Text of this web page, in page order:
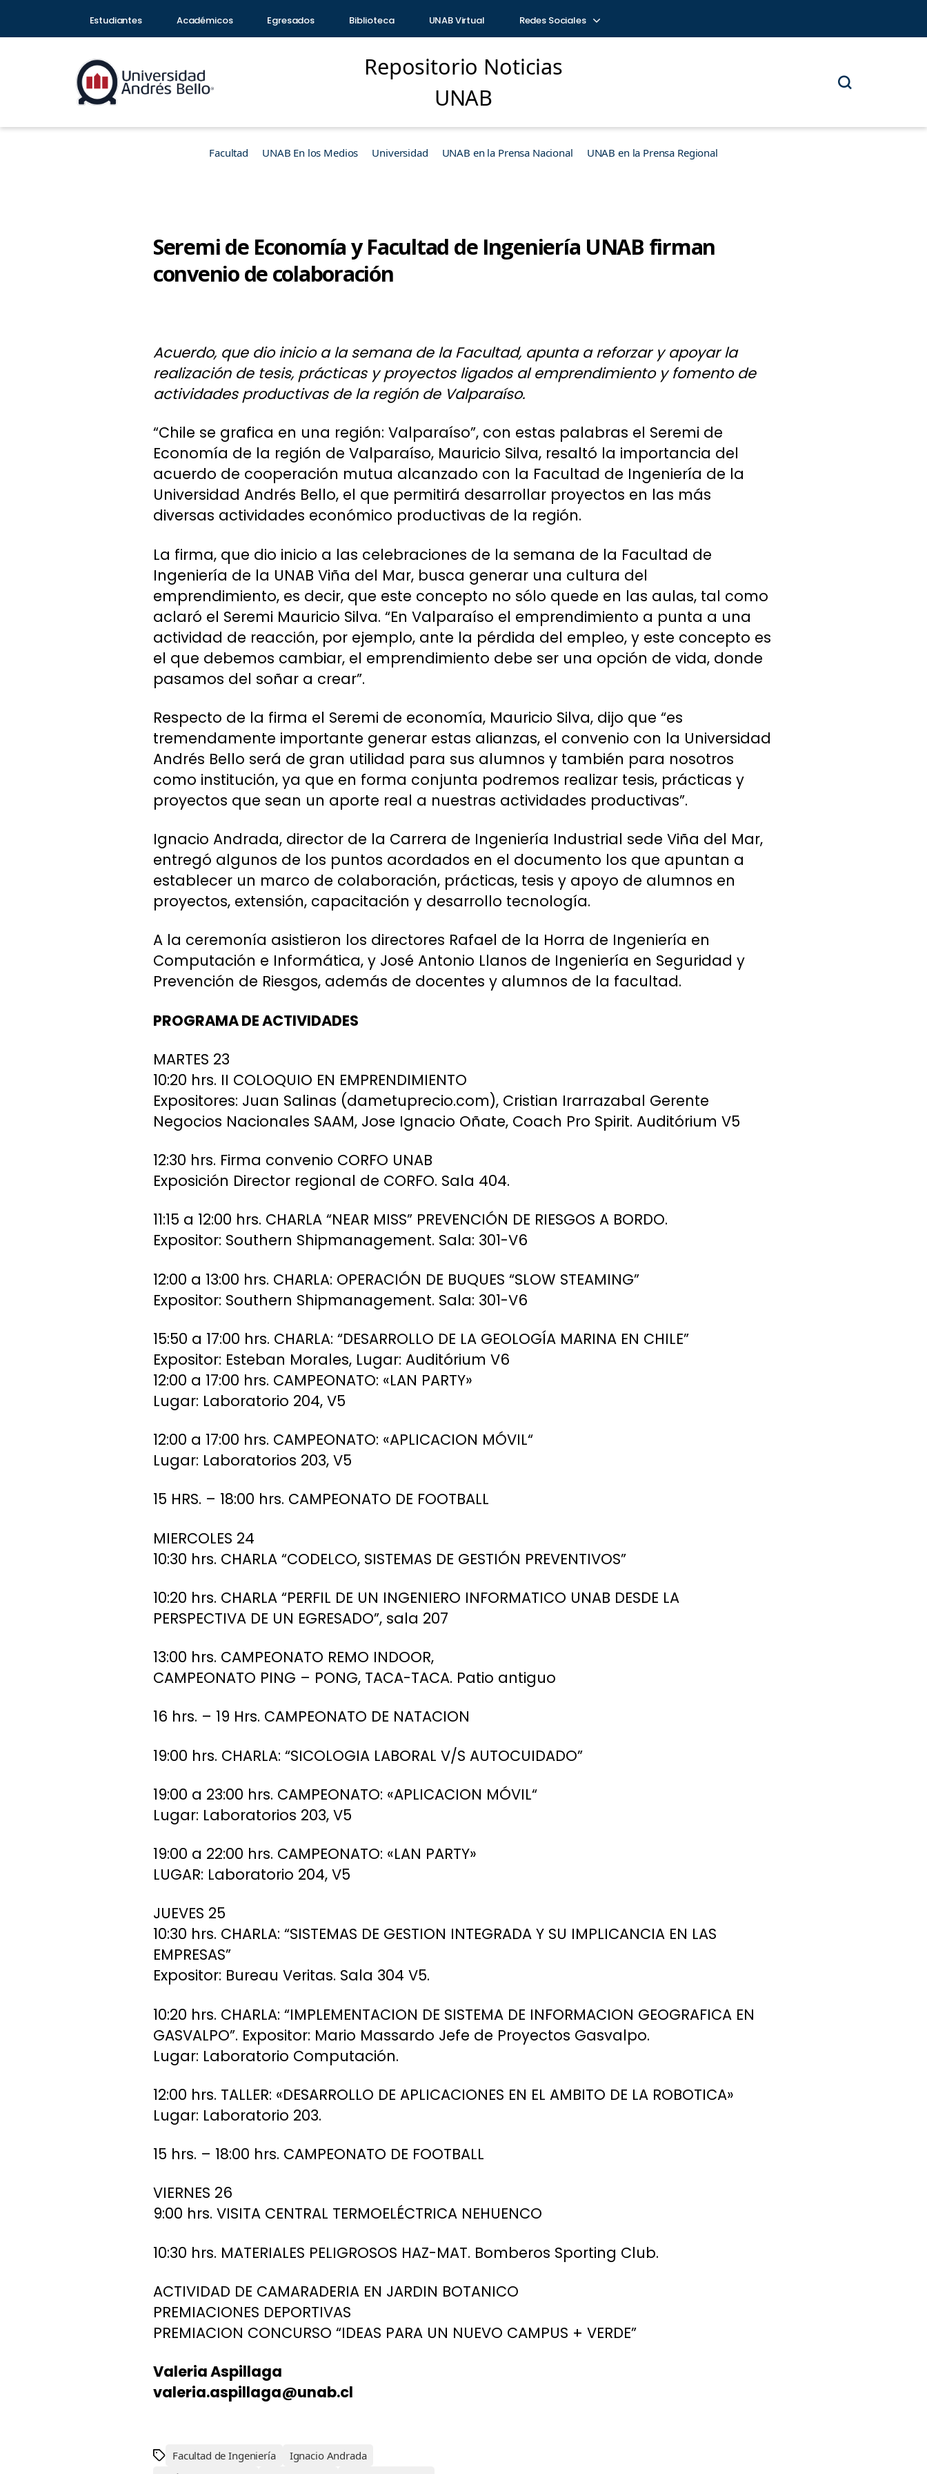
Estudiantes Académicos Egresados Biblioteca UNAB Virtual Redes Sociales
Repositorio Noticias
UNAB
Facultad UNAB En los Medios Universidad UNAB en la Prensa Nacional UNAB en la Prensa Regional
Seremi de Economía y Facultad de Ingeniería UNAB firman
convenio de colaboración
Acuerdo, que dio inicio a la semana de la Facultad, apunta a reforzar y apoyar la
realización de tesis, prácticas y proyectos ligados al emprendimiento y fomento de
actividades productivas de la región de Valparaíso.
“Chile se grafica en una región: Valparaíso”, con estas palabras el Seremi de
Economía de la región de Valparaíso, Mauricio Silva, resaltó la importancia del
acuerdo de cooperación mutua alcanzado con la Facultad de Ingeniería de la
Universidad Andrés Bello, el que permitirá desarrollar proyectos en las más
diversas actividades económico productivas de la región.
La firma, que dio inicio a las celebraciones de la semana de la Facultad de
Ingeniería de la UNAB Viña del Mar, busca generar una cultura del
emprendimiento, es decir, que este concepto no sólo quede en las aulas, tal como
aclaró el Seremi Mauricio Silva. “En Valparaíso el emprendimiento a punta a una
actividad de reacción, por ejemplo, ante la pérdida del empleo, y este concepto es
el que debemos cambiar, el emprendimiento debe ser una opción de vida, donde
pasamos del soñar a crear”.
Respecto de la firma el Seremi de economía, Mauricio Silva, dijo que “es
tremendamente importante generar estas alianzas, el convenio con la Universidad
Andrés Bello será de gran utilidad para sus alumnos y también para nosotros
como institución, ya que en forma conjunta podremos realizar tesis, prácticas y
proyectos que sean un aporte real a nuestras actividades productivas”.
Ignacio Andrada, director de la Carrera de Ingeniería Industrial sede Viña del Mar,
entregó algunos de los puntos acordados en el documento los que apuntan a
establecer un marco de colaboración, prácticas, tesis y apoyo de alumnos en
proyectos, extensión, capacitación y desarrollo tecnología.
A la ceremonía asistieron los directores Rafael de la Horra de Ingeniería en
Computación e Informática, y José Antonio Llanos de Ingeniería en Seguridad y
Prevención de Riesgos, además de docentes y alumnos de la facultad.
PROGRAMA DE ACTIVIDADES
MARTES 23
10:20 hrs. II COLOQUIO EN EMPRENDIMIENTO
Expositores: Juan Salinas (dametuprecio.com), Cristian Irarrazabal Gerente
Negocios Nacionales SAAM, Jose Ignacio Oñate, Coach Pro Spirit. Auditórium V5
12:30 hrs. Firma convenio CORFO UNAB
Exposición Director regional de CORFO. Sala 404.
11:15 a 12:00 hrs. CHARLA “NEAR MISS” PREVENCIÓN DE RIESGOS A BORDO.
Expositor: Southern Shipmanagement. Sala: 301-V6
12:00 a 13:00 hrs. CHARLA: OPERACIÓN DE BUQUES “SLOW STEAMING”
Expositor: Southern Shipmanagement. Sala: 301-V6
15:50 a 17:00 hrs. CHARLA: “DESARROLLO DE LA GEOLOGÍA MARINA EN CHILE”
Expositor: Esteban Morales, Lugar: Auditórium V6
12:00 a 17:00 hrs. CAMPEONATO: «LAN PARTY»
Lugar: Laboratorio 204, V5
12:00 a 17:00 hrs. CAMPEONATO: «APLICACION MÓVIL“
Lugar: Laboratorios 203, V5
15 HRS. – 18:00 hrs. CAMPEONATO DE FOOTBALL
MIERCOLES 24
10:30 hrs. CHARLA “CODELCO, SISTEMAS DE GESTIÓN PREVENTIVOS”
10:20 hrs. CHARLA “PERFIL DE UN INGENIERO INFORMATICO UNAB DESDE LA
PERSPECTIVA DE UN EGRESADO”, sala 207
13:00 hrs. CAMPEONATO REMO INDOOR,
CAMPEONATO PING – PONG, TACA-TACA. Patio antiguo
16 hrs. – 19 Hrs. CAMPEONATO DE NATACION
19:00 hrs. CHARLA: “SICOLOGIA LABORAL V/S AUTOCUIDADO”
19:00 a 23:00 hrs. CAMPEONATO: «APLICACION MÓVIL“
Lugar: Laboratorios 203, V5
19:00 a 22:00 hrs. CAMPEONATO: «LAN PARTY»
LUGAR: Laboratorio 204, V5
JUEVES 25
10:30 hrs. CHARLA: “SISTEMAS DE GESTION INTEGRADA Y SU IMPLICANCIA EN LAS
EMPRESAS”
Expositor: Bureau Veritas. Sala 304 V5.
10:20 hrs. CHARLA: “IMPLEMENTACION DE SISTEMA DE INFORMACION GEOGRAFICA EN
GASVALPO”. Expositor: Mario Massardo Jefe de Proyectos Gasvalpo.
Lugar: Laboratorio Computación.
12:00 hrs. TALLER: «DESARROLLO DE APLICACIONES EN EL AMBITO DE LA ROBOTICA»
Lugar: Laboratorio 203.
15 hrs. – 18:00 hrs. CAMPEONATO DE FOOTBALL
VIERNES 26
9:00 hrs. VISITA CENTRAL TERMOELÉCTRICA NEHUENCO
10:30 hrs. MATERIALES PELIGROSOS HAZ-MAT. Bomberos Sporting Club.
ACTIVIDAD DE CAMARADERIA EN JARDIN BOTANICO
PREMIACIONES DEPORTIVAS
PREMIACION CONCURSO “IDEAS PARA UN NUEVO CAMPUS + VERDE”
Valeria Aspillaga
valeria.aspillaga@unab.cl
Facultad de Ingeniería
Ignacio Andrada